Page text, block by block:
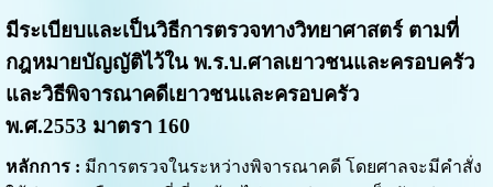
มีระเบียบและเป็นวิธีการตรวจทางวิทยาศาสตร์ ตามที่
กฎหมายบัญญัติไว้ใน พ.ร.บ.ศาลเยาวชนและครอบครัว
และวิธีพิจารณาคดีเยาวชนและครอบครัว
พ.ศ.2553 มาตรา 160
หลักการ : มีการตรวจในระหว่างพิจารณาคดี โดยศาลจะมีคำสั่ง